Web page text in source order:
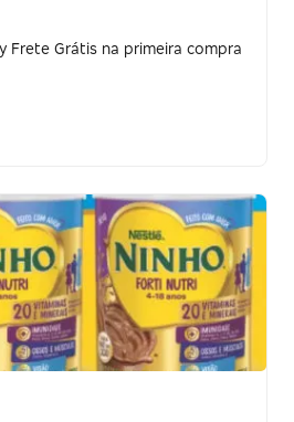
Frete Grátis na primeira compra